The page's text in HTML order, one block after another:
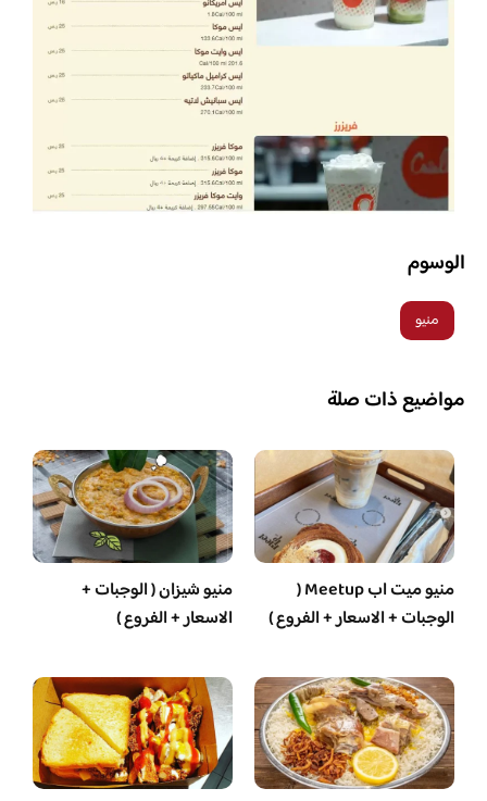
الوسوم
منيو
مواضيع ذات صلة
منيو ميت اب Meetup (
الوجبات + الاسعار + الفروع )
منيو شيزان ( الوجبات +
الاسعار + الفروع )